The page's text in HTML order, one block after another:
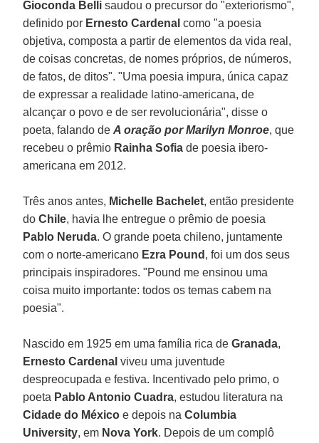
Gioconda Bellisaudou o precursor do "exteriorismo",
definido por Ernesto Cardenalcomo "a poesia
objetiva, composta a partir de elementos da vida real,
de coisas concretas, de nomes próprios, de números,
de fatos, de ditos". "Uma poesia impura, única capaz
de expressar a realidade latino-americana, de
alcançar o povo e de ser revolucionária", disse o
poeta, falando deA oração por Marilyn Monroe, que
recebeu o prêmio Rainha Sofiade poesia ibero-
americana em 2012.
Três anos antes, Michelle Bachelet, então presidente
doChile, havia lhe entregue o prêmio de poesia
Pablo Neruda. O grande poeta chileno, juntamente
com o norte-americano Ezra Pound , foi um dos seus
principais inspiradores. "Pound me ensinou uma
coisa muito importante: todos os temas cabem na
poesia".
Nascido em 1925 em uma família rica deGranada,
Ernesto Cardenalviveu uma juventude
despreocupada e festiva. Incentivado pelo primo, o
poeta Pablo Antonio Cuadra, estudou literatura na
Cidade do Méxicoe depois naColumbia
University, em Nova York. Depois de um complô